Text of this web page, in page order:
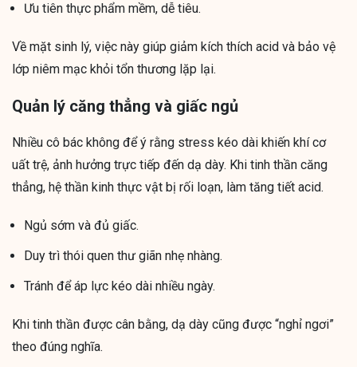
Ưu tiên thực phẩm mềm, dễ tiêu.
Về mặt sinh lý, việc này giúp giảm kích thích acid và bảo vệ
lớp niêm mạc khỏi tổn thương lặp lại.
Quản lý căng thẳng và giấc ngủ
Nhiều cô bác không để ý rằng stress kéo dài khiến khí cơ
uất trệ, ảnh hưởng trực tiếp đến dạ dày. Khi tinh thần căng
thẳng, hệ thần kinh thực vật bị rối loạn, làm tăng tiết acid.
Ngủ sớm và đủ giấc.
Duy trì thói quen thư giãn nhẹ nhàng.
Tránh để áp lực kéo dài nhiều ngày.
Khi tinh thần được cân bằng, dạ dày cũng được “nghỉ ngơi”
theo đúng nghĩa.